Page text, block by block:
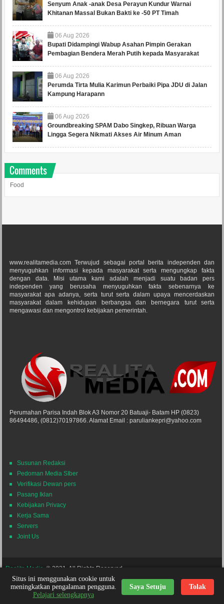
Senyum Anak -anak Desa Perayun Kundur Warnai
Khitanan Massal Bukan Bakti ke -50 PT Timah
06 Aug 2026
Bupati Didampingi Wabup Asahan Pimpin Gerakan
Pembagian Bendera Merah Putih kepada Masyarakat
06 Aug 2026
Perumda Tirta Mulia Karimun Perbaiki Pipa JDU di Jalan
Kampung Harapann
06 Aug 2026
Groundbreaking SPAM Dabo Singkep, Ribuan Warga
Lingga Segera Nikmati Akses Air Minum Aman
Comments
Food
www.realitamedia.com Terwujud sebagai portal berita independen dan
menyuguhkan informasi kepada masyarakat serta mengungkap fakta
dengan data. Misi utama kami adalah menjadi suatu badan pers
independen yang berusaha menyuguhkan fakta sebenarnya ke
masyarakat apa adanya, serta turut serta dalam upaya mencerdaskan
masyarakat dalam kehidupan berbangsa dan bernegara turut serta
mengawasi dan mengontrol kebijakan pemerintah.
Perumahan Parisa Indah Blok A3 Nomor 20 Batuaji- Batam HP (0823)
86494486, (0812)70197866. Alamat Email : paruliankepri@yahoo.com
Susunan Redaksi
Pedoman Media SIber
Verifikasi Dewan pers
Pasang Iklan
Kebijakan Privacy
Kerja Sama
Servers
Joint Us
Realita Media © 2021. All Rights Reserved.
Powered by Themes24x7 Nick Desain
Situs ini menggunakan cookie untuk
meningkatkan pengalaman pengguna.
Pelajari selengkapnya
Saya Setuju Tolak